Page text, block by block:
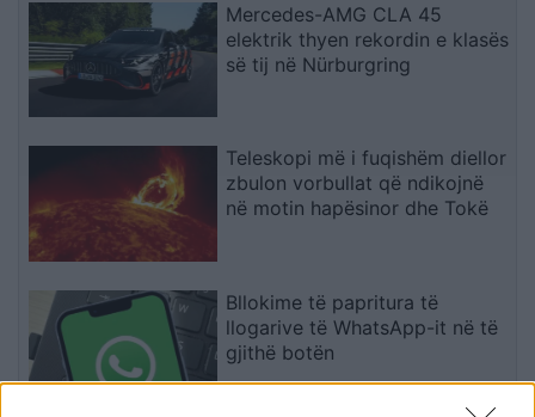
Mercedes-AMG CLA 45
elektrik thyen rekordin e klasës
së tij në Nürburgring
Teleskopi më i fuqishëm diellor
zbulon vorbullat që ndikojnë
në motin hapësinor dhe Tokë
Bllokime të papritura të
llogarive të WhatsApp-it në të
gjithë botën